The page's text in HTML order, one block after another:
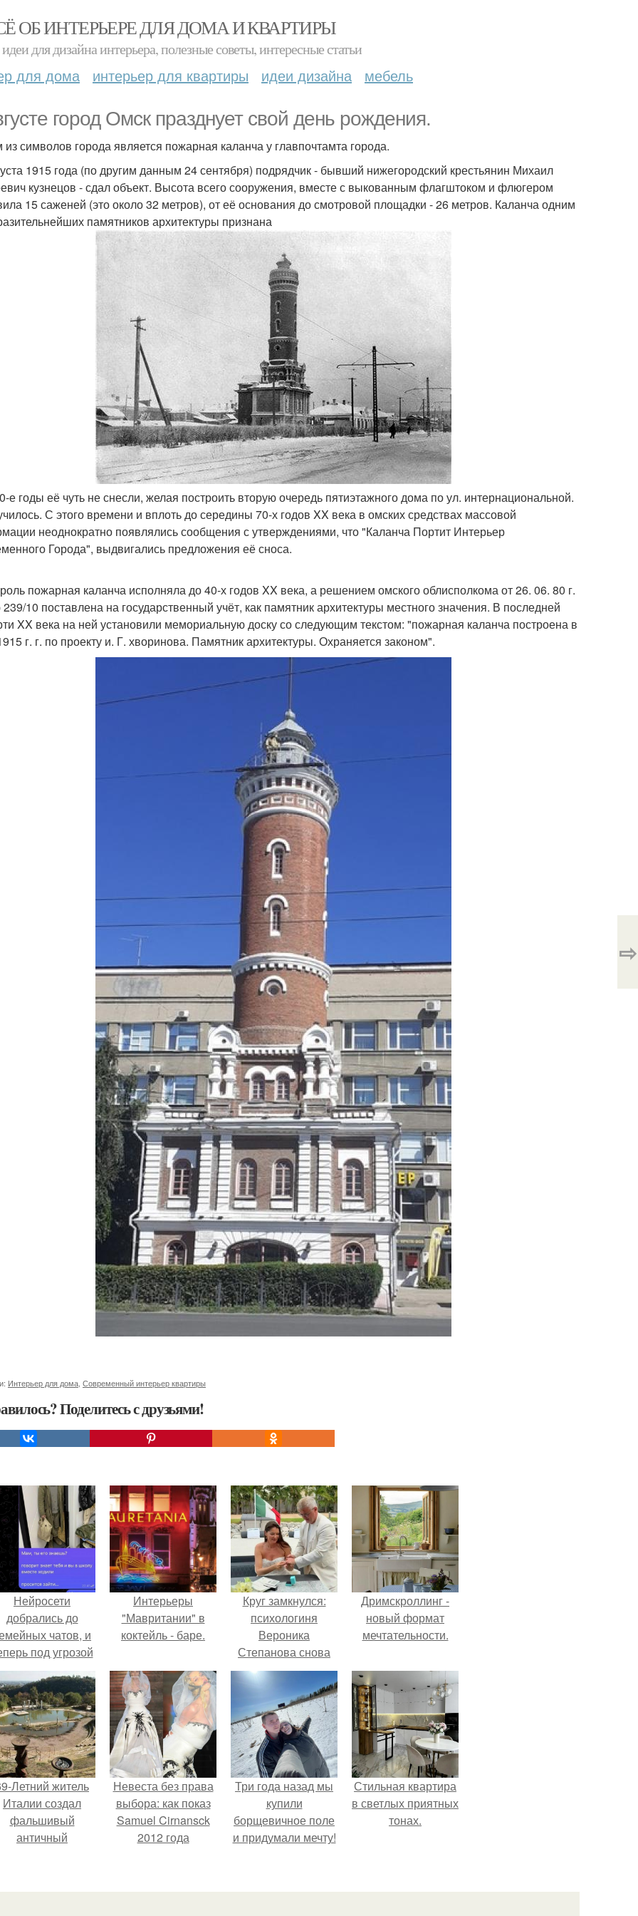
ОБ ИНТЕРЬЕРЕ ДЛЯ ДОМА И КВАРТИРЫ
для дизайна интерьера, полезные советы, интересные статьи
для дома интерьер для квартиры идеи дизайна мебель
город Омск празднует свой день рождения.
символов города является пожарная каланча у главпочтамта города.
1915 года (по другим данным 24 сентября) подрядчик - бывший нижегородский крестьянин Михаил
кузнецов - сдал объект. Высота всего сооружения, вместе с выкованным флагштоком и флюгером
15 саженей (это около 32 метров), от её основания до смотровой площадки - 26 метров. Каланча одним
памятников архитектуры признана
е годы её чуть не снесли, желая построить вторую очередь пятиэтажного дома по ул. интернациональной.
С этого времени и вплоть до середины 70-х годов XX века в омских средствах массовой
неоднократно появлялись сообщения с утверждениями, что "Каланча Портит Интерьер
Города", выдвигались предложения её сноса.
пожарная каланча исполняла до 40-х годов XX века, а решением омского облисполкома от 26. 06. 80 г.
10 поставлена на государственный учёт, как памятник архитектуры местного значения. В последней
XX века на ней установили мемориальную доску со следующим текстом: "пожарная каланча построена в
г. г. по проекту и. Г. хворинова. Памятник архитектуры. Охраняется законом".
Интерьер для дома Современный интерьер квартиры
Поделитесь с друзьями!
⇨
Нейросети
добрались до
чатов, и
под угрозой
мамины нервы.
Интерьеры
"Мавритании" в
коктейль - баре.
Круг замкнулся:
психологиня
Вероника
Степанова снова
вышла замуж за
собственного
бывшего мужа.
Дримскроллинг -
новый формат
мечтательности.
Летний житель
Италии создал
фальшивый
античный
выдавал
Невеста без права
выбора: как показ
Samuel Cirnansck
2012 года
принуждения.
Три года назад мы
купили
борщевичное поле
и придумали мечту!
Стильная квартира
в светлых приятных
тонах.